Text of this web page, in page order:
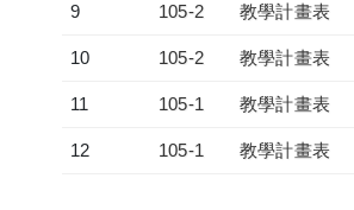
9 105-2 教學計畫表
10 105-2 教學計畫表
11 105-1 教學計畫表
12 105-1 教學計畫表